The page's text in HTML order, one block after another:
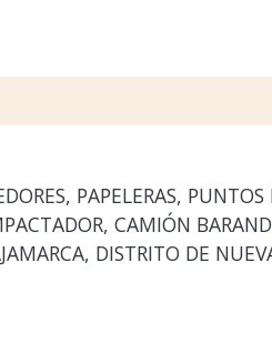
PAPELERAS,
CAMIÓN
DISTRITO DE